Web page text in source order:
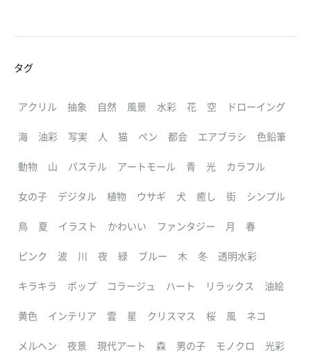
タグ
アクリル 抽象 自然 風景 水彩 花 空 ドローイング
海 油彩 写実 人 猫 ペン 都会 エアブラシ 色鉛筆
動物 山 パステル アートモール 青 光 カラフル
女の子 デジタル 植物 ウサギ 犬 癒し 街 シンプル
鳥 夏 イラスト かわいい ファンタジー 月 春
ピンク 波 川 夜 緑 ブルー 木 冬 透明水彩
キラキラ ポップ コラージュ ハート リラックス 油絵
黄色 インテリア 雲 星 クリスマス 桜 風 ネコ
メルヘン 夜景 現代アート 森 男の子 モノクロ 光彩